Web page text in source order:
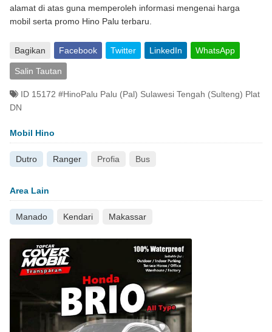
alamat di atas guna memperoleh informasi mengenai harga
mobil serta promo Hino Palu terbaru.
Bagikan Facebook Twitter LinkedIn WhatsApp
Salin Tautan
ID 15172 #HinoPalu Palu (Pal) Sulawesi Tengah (Sulteng) Plat
DN
Mobil Hino
Dutro Ranger Profia Bus
Area Lain
Manado Kendari Makassar